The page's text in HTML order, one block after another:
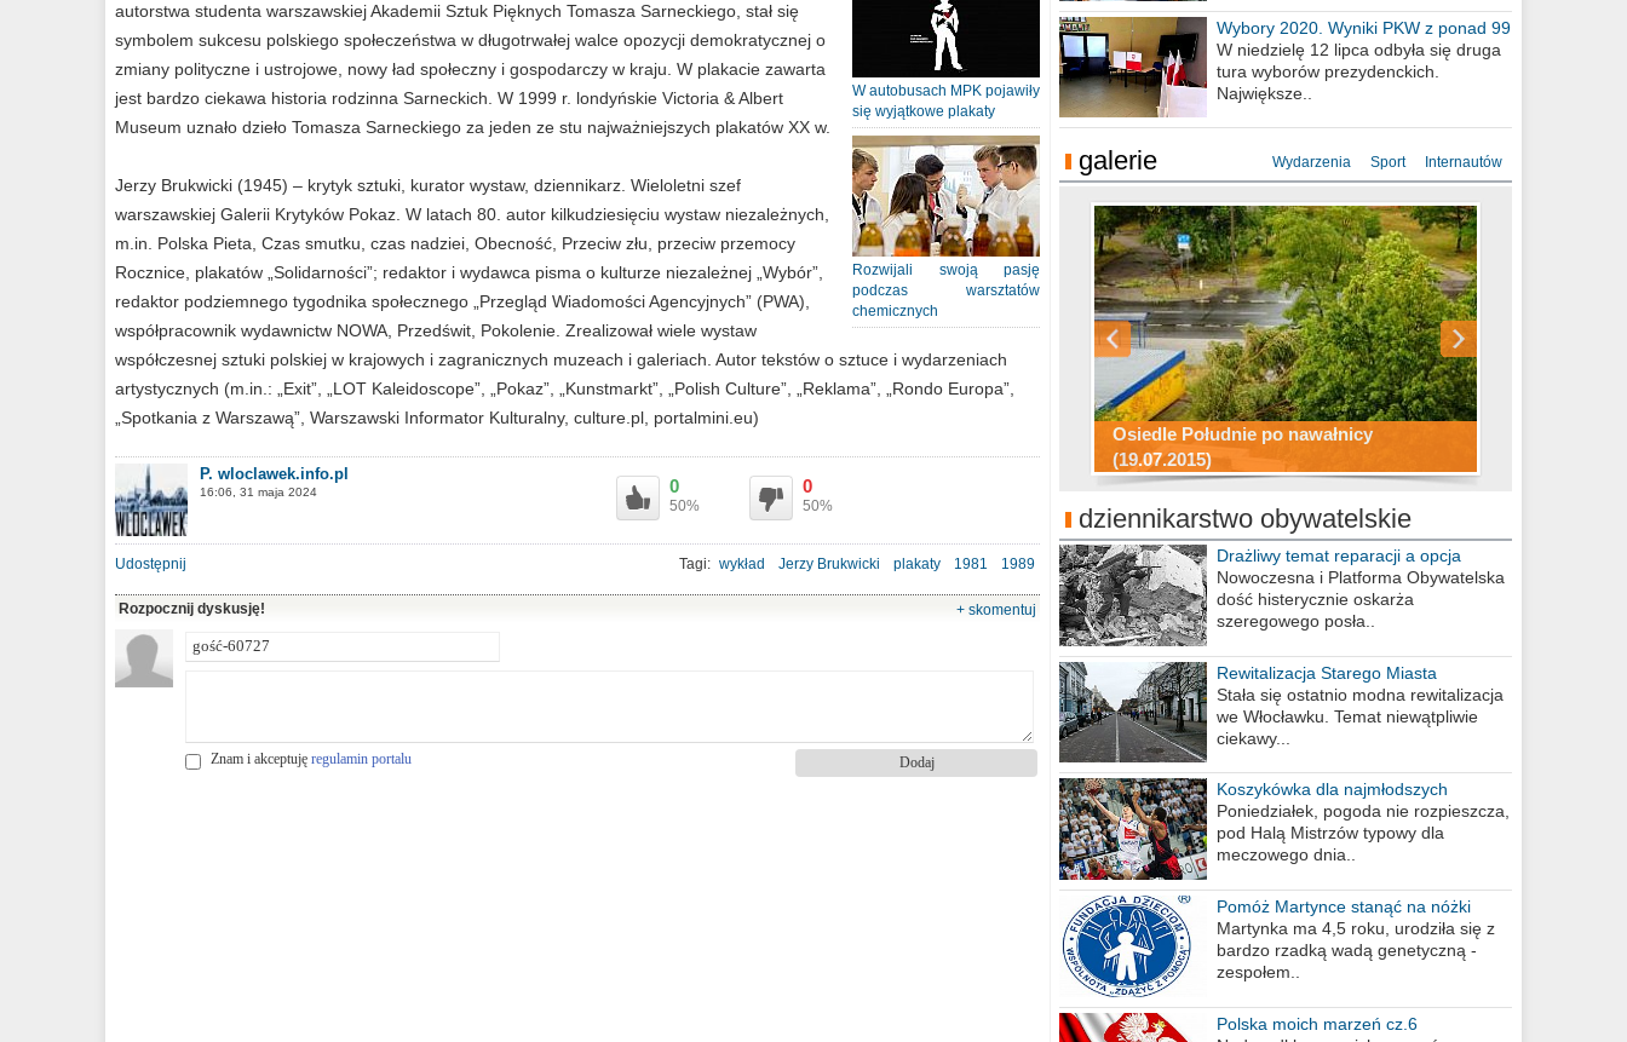
W autobusach MPK pojawiły
się wyjątkowe plakaty
Rozwijali swoją pasję
podczas warsztatów
chemicznych
autorstwa studenta warszawskiej Akademii Sztuk Pięknych Tomasza Sarneckiego, stał się
symbolem sukcesu polskiego społeczeństwa w długotrwałej walce opozycji demokratycznej o
zmiany polityczne i ustrojowe, nowy ład społeczny i gospodarczy w kraju. W plakacie zawarta
jest bardzo ciekawa historia rodzinna Sarneckich. W 1999 r. londyńskie Victoria & Albert
Museum uznało dzieło Tomasza Sarneckiego za jeden ze stu najważniejszych plakatów XX w.
Jerzy Brukwicki (1945) – krytyk sztuki, kurator wystaw, dziennikarz. Wieloletni szef
warszawskiej Galerii Krytyków Pokaz. W latach 80. autor kilkudziesięciu wystaw niezależnych,
m.in. Polska Pieta, Czas smutku, czas nadziei, Obecność, Przeciw złu, przeciw przemocy
Rocznice, plakatów „Solidarności”; redaktor i wydawca pisma o kulturze niezależnej „Wybór”,
redaktor podziemnego tygodnika społecznego „Przegląd Wiadomości Agencyjnych” (PWA),
współpracownik wydawnictw NOWA, Przedświt, Pokolenie. Zrealizował wiele wystaw
współczesnej sztuki polskiej w krajowych i zagranicznych muzeach i galeriach. Autor tekstów o sztuce i wydarzeniach
artystycznych (m.in.: „Exit”, „LOT Kaleidoscope”, „Pokaz”, „Kunstmarkt”, „Polish Culture”, „Reklama”, „Rondo Europa”,
„Spotkania z Warszawą”, Warszawski Informator Kulturalny, culture.pl, portalmini.eu)
P. wloclawek.info.pl
16:06, 31 maja 2024 0
50%
0
50%
Udostępnij Tagi: wykład Jerzy Brukwicki plakaty 1981 1989
Rozpocznij dyskusję! + skomentuj
Znam i akceptuję regulamin portalu
Wybory 2020. Wyniki PKW z ponad 99
procent obwodów
W niedzielę 12 lipca odbyła się druga
tura wyborów prezydenckich.
Największe..
galerie Wydarzenia Sport Internautów
Osiedle Południe po nawałnicy
(19.07.2015)
Wizytówka Włocławka
polowanie wigilijne 2014
Miasto kładzie się do snu .
Konkurs fotograficzny "Co to za
miejsca"
Ścieżka rowerowa w naszym mieście
dziennikarstwo obywatelskie
Drażliwy temat reparacji a opcja
berlińska
Nowoczesna i Platforma Obywatelska
dość histerycznie oskarża
szeregowego posła..
Rewitalizacja Starego Miasta
Stała się ostatnio modna rewitalizacja
we Włocławku. Temat niewątpliwie
ciekawy...
Koszykówka dla najmłodszych
Poniedziałek, pogoda nie rozpieszcza,
pod Halą Mistrzów typowy dla
meczowego dnia..
Pomóż Martynce stanąć na nóżki
Martynka ma 4,5 roku, urodziła się z
bardzo rzadką wadą genetyczną -
zespołem..
Polska moich marzeń cz.6